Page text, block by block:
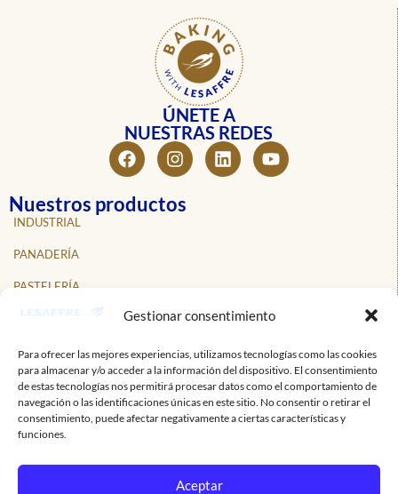
Gestionar consentimiento
Para ofrecer las mejores experiencias, utilizamos tecnologías como las cookies
para almacenar y/o acceder a la información del dispositivo. El consentimiento
de estas tecnologías nos permitirá procesar datos como el comportamiento de
navegación o las identificaciones únicas en este sitio. No consentir o retirar el
consentimiento, puede afectar negativamente a ciertas características y
funciones.
Aceptar
ÚNETE A
NUESTRAS REDES
Nuestros productos
INDUSTRIAL
PANADERÍA
PASTELERÍA
NOSOTROS
NOTICIAS
PROFESIONALES
CONTACTO
Mantente al tanto de las noticias y novedades de Lesaffre.